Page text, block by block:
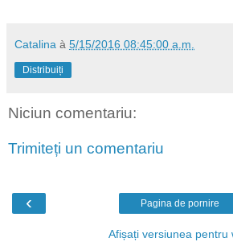
Catalina à 5/15/2016 08:45:00 a.m.
Distribuiți
Niciun comentariu:
Trimiteți un comentariu
‹ Pagina de pornire
Afișați versiunea pentru